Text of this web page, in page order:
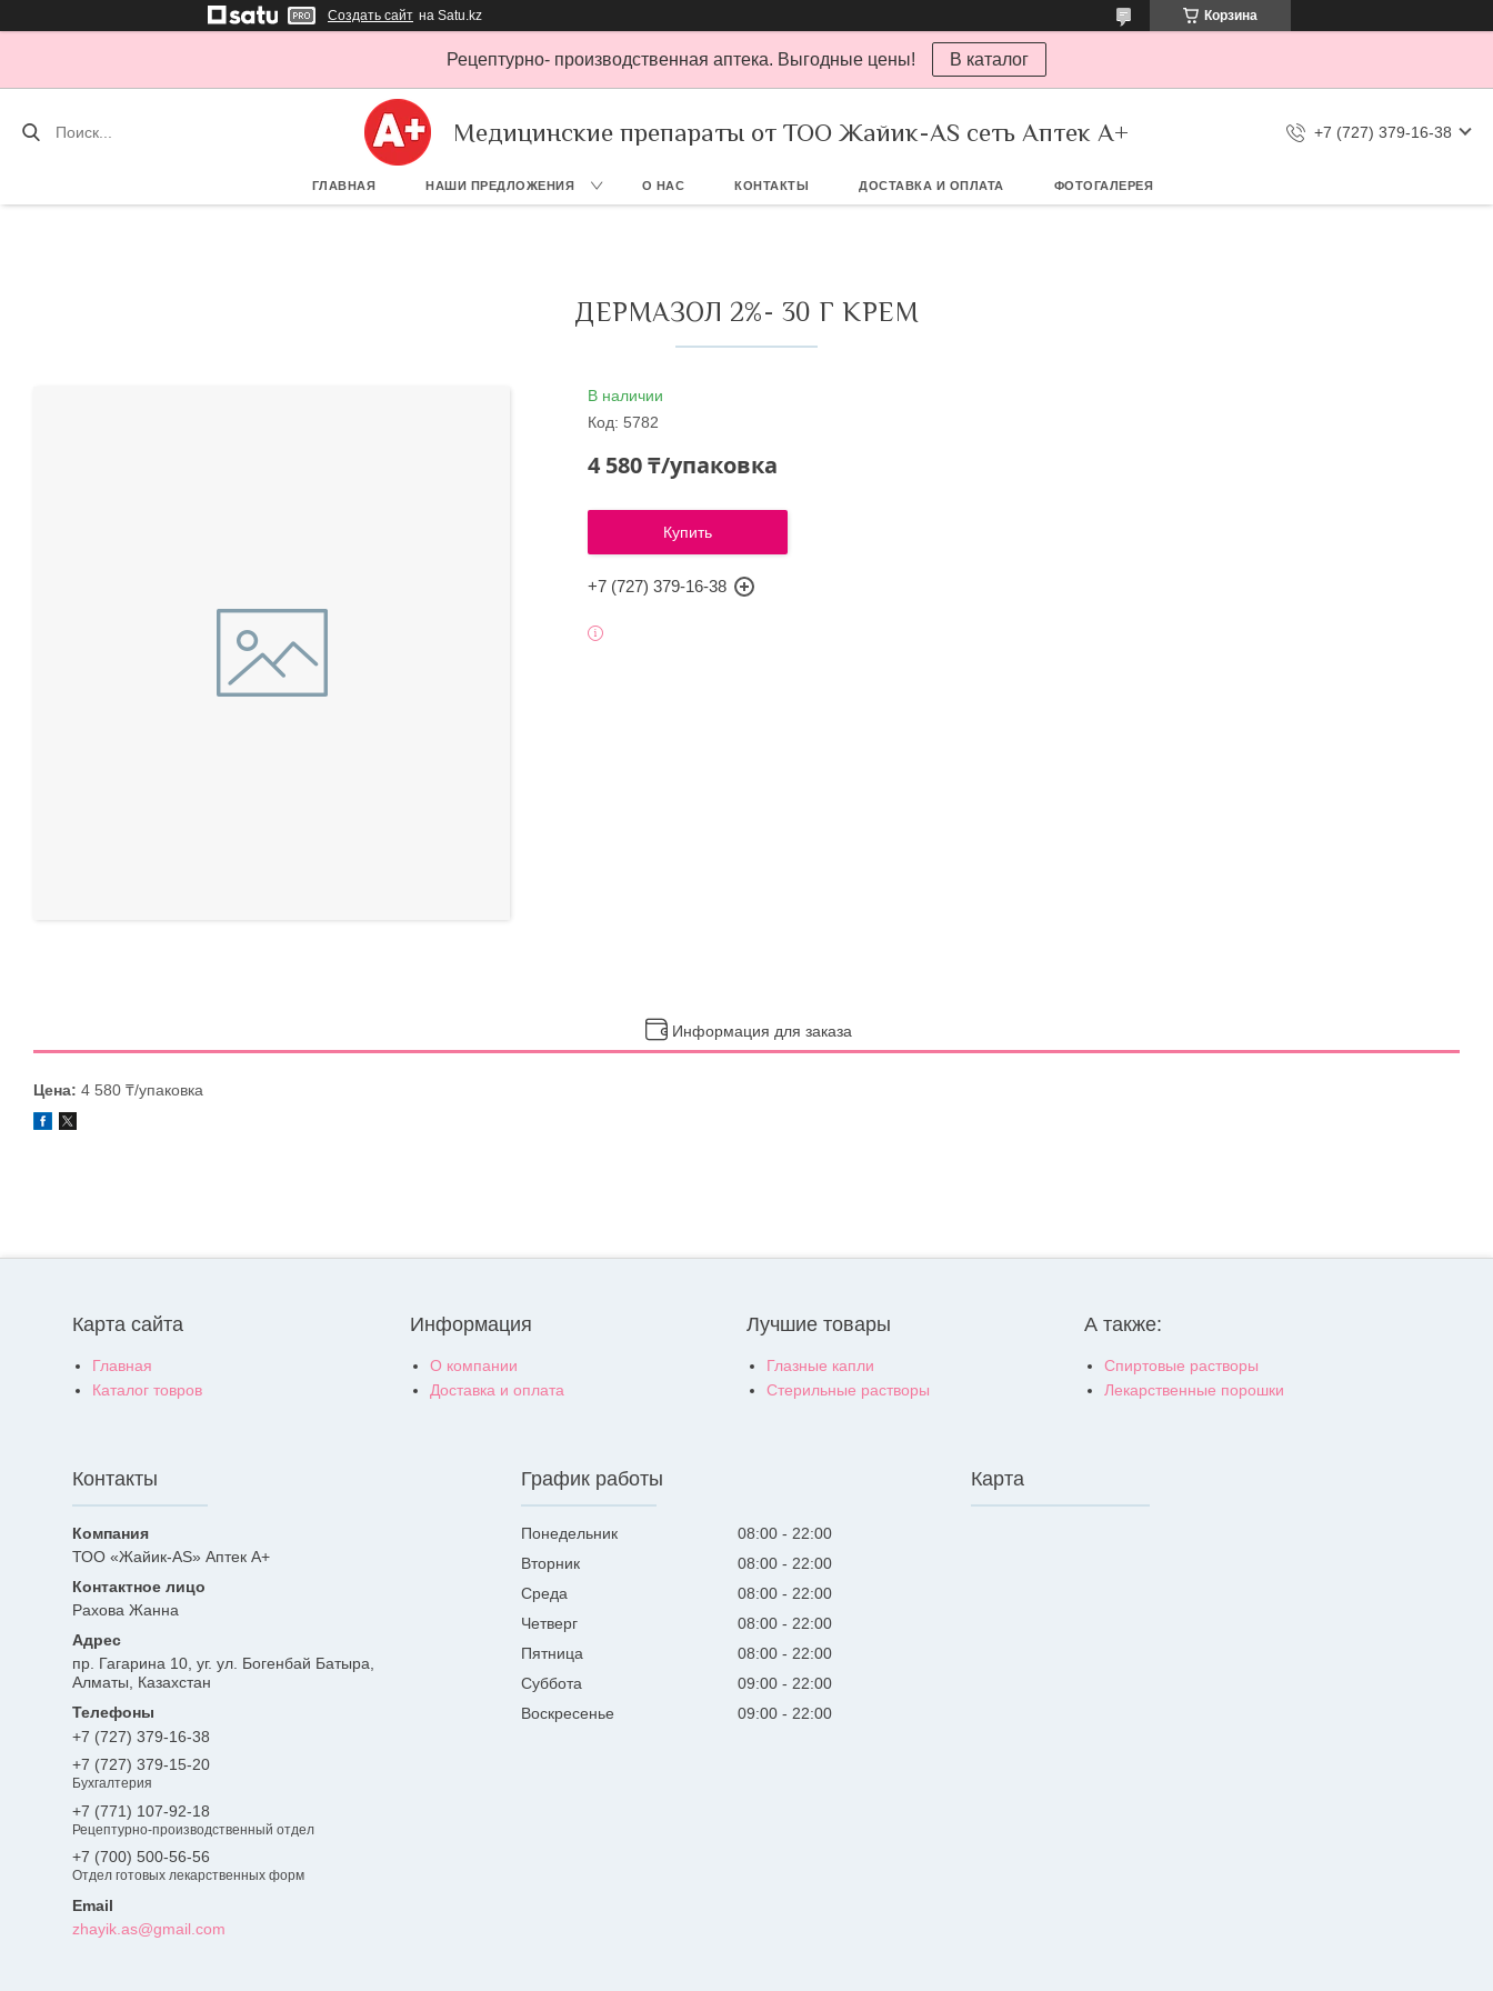
Создать сайт на Satu.kz Корзина
Рецептурно- производственная аптека. Выгодные цены! В каталог
Медицинские препараты от ТОО Жайик-AS сеть Аптек А+ +7 (727) 379-16-38
ГЛАВНАЯ НАШИ ПРЕДЛОЖЕНИЯ О НАС КОНТАКТЫ ДОСТАВКА И ОПЛАТА ФОТОГАЛЕРЕЯ
ДЕРМАЗОЛ 2%- 30 Г КРЕМ
В наличии
Код:5782
4 580 ₸/упаковка
Купить
+7 (727) 379-16-38
Информация для заказа
Цена: 4 580 ₸/упаковка
Карта сайта
Главная
Каталог товров
Информация
О компании
Доставка и оплата
Лучшие товары
Глазные капли
Стерильные растворы
А также:
Спиртовые растворы
Лекарственные порошки
Контакты
ТОО «Жайик-AS» Аптек А+
Рахова Жанна
пр. Гагарина 10, уг. ул. Богенбай Батыра,
Алматы, Казахстан
+7 (727) 379-16-38
+7 (727) 379-15-20
Бухгалтерия
+7 (771) 107-92-18
Рецептурно-производственный отдел
+7 (700) 500-56-56
Отдел готовых лекарственных форм
zhayik.as@gmail.com
График работы
Понедельник 08:00
22:00
Вторник
08:00
22:00
Среда
08:00
22:00
Четверг
08:00
22:00
Пятница
08:00
22:00
Суббота
09:00
22:00
Воскресенье
09:00 22:00
Карта